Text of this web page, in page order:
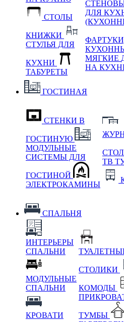
СТОЛЫ
КНИЖКИ
СТУЛЬЯ ДЛЯ
КУХНИ
ТАБУРЕТЫ
ДЛЯ
МЯГКИЕ
НА
ГОСТИНАЯ
СТЕНКИ В
ГОСТИНУЮ
МОДУЛЬНЫЕ
СИСТЕМЫ ДЛЯ
ГОСТИНОЙ
ЭЛЕКТРОКАМИНЫ
ТВ
СПАЛЬНЯ
ИНТЕРЬЕРЫ
СПАЛЬНИ
МОДУЛЬНЫЕ
СПАЛЬНИ
КРОВАТИ
СТОЛИКИ
КОМОДЫ
ТУМБЫ